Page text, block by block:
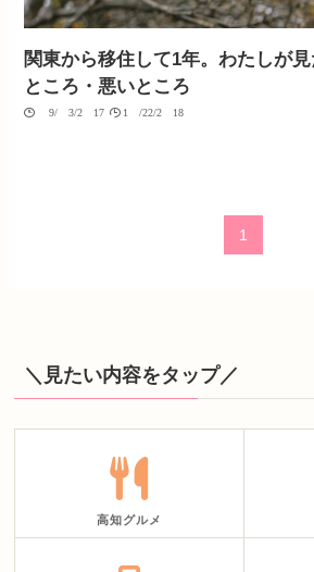
関東から移住して1年。わたしが
ところ・悪いところ
09/03/2017 10/22/2018
1
＼見たい内容をタップ／
高知グルメ